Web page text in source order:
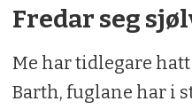
Fredar seg
Me har tidlegare
Barth, fuglane har i